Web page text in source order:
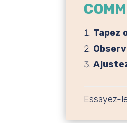
Tapez
Essayez-